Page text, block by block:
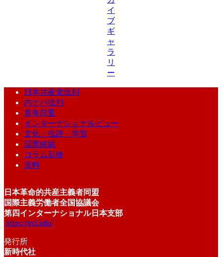
イ
ブ
ギ
ャ
ラ
リ
ー
日本共産党批判
内ゲバ批判
青年同盟
インターナショナルビュー
文化・批評・学習
国際組織
コラム架橋
資料
日本革命的共産主義者同盟
国際主義労働者全国協議会
第四インターナショナル日本支部
https://jrcl.info/
発行所
新時代社